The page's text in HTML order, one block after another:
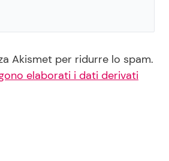
Akismet per ridurre lo spam.
elaborati i dati derivati